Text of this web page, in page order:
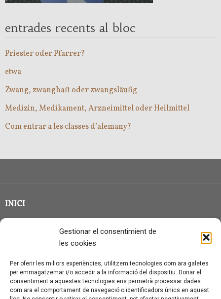
Gestionar el consentimient de
les cookies
Per oferir les millors experiències, utilitzem tecnologies com ara galetes
per emmagatzemar i/o accedir a la informació del dispositiu. Donar el
consentiment a aquestes tecnologies ens permetrà processar dades
com ara el comportament de navegació o identificadors únics en aquest
entrades recents al bloc
Priester oder Pfarrer?
etwa
Zwang, zwanghaft oder zwangsläufig
Medizin, Medikament, Arzneimittel oder Heilmittel
Com entrar a les classes d’alemany?
INICI
QUI SOC?
CONTACTE
AVÍS LEGAL I PROTECCIÓ DE DADES